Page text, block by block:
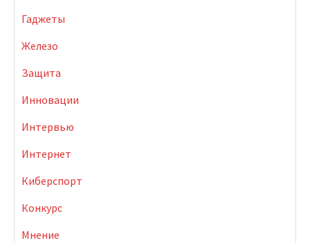
Гаджеты
Железо
Защита
Инновации
Интервью
Интернет
Киберспорт
Конкурс
Мнение